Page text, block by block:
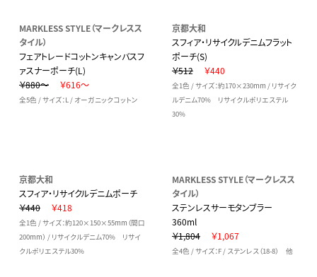
MARKLESS STYLE（マークレスス
タイル）
フェアトレードコットンキャンバスフ
ァスナーポーチ(L)
￥880～
￥616～
全5色 / サイズ：L / オーガニックコットン
京都大和
スフィア・リサイクルデニムフラット
ポーチ(S)
￥512
￥440
全1色 / サイズ：約170×230mm / リサイク
ルデニム70% リサイクルポリエステル
30%
京都大和
スフィア・リサイクルデニムポーチ
￥440
￥418
全1色 / サイズ：約120×150×55mm（間口
200mm） / リサイクルデニム70% リサイ
クルポリエステル30%
MARKLESS STYLE（マークレスス
タイル）
ステンレスサーモタンブラー
360ml
￥1,804
￥1,067
全4色 / サイズ：F / ステンレス（18-8） 他